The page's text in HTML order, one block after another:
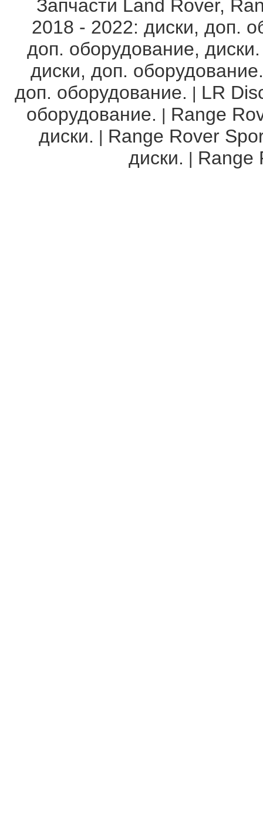
Запчасти Land Rover,
2018 - 2022: диски, доп.
доп. оборудование, диски.
диски, доп. оборудование.
доп. оборудование. | LR
оборудование. | Range
диски. | Range Rover
диски. | Range